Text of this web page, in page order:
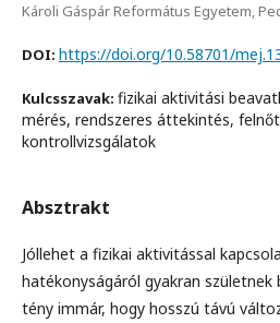
Károli Gáspár Református Egyetem,
DOI: https://doi.org/10.58701/
Kulcsszavak: fizikai aktivitási
mérés, rendszeres áttekintés,
kontrollvizsgálatok
Absztrakt
Jóllehet a fizikai aktivitással
hatékonyságáról gyakran
tény immár, hogy hosszú távú